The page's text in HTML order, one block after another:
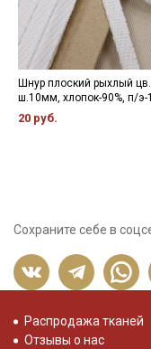
Шнур плоский рыхлый
ш.10мм, хлопок-90%, п/э-
20 руб.
Сохраните себе в
Распродажа тканей
Отзывы о нас